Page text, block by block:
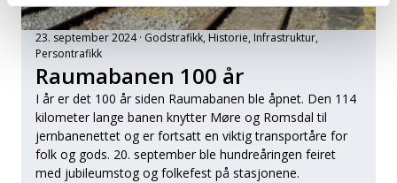
23. september 2024 Godstrafikk, Historie, Infrastruktur
Persontrafikk
Raumabanen 100 år
I år er det 100 år siden Raumabanen ble åpnet. Den 114
kilometer lange banen knytter Møre og Romsdal til
jernbanenettet og er fortsatt en viktig transportåre for
folk og gods. 20. september ble hundreåringen feiret
med jubileumstog og folkefest på stasjonene.